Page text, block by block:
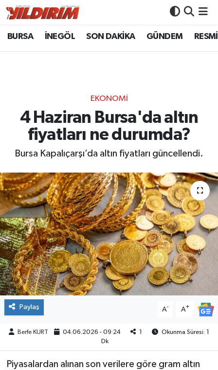
BURSA İNEGÖL SON DAKİKA GÜNDEM
EKONOMİ
4 Haziran Bursa'da altın
fiyatları ne durumda?
Bursa Kapalıçarşı’da altın fiyatları güncellendi.
Paylaş A- A+
Berfe KURT 04.06.2026 - 09:24
Okunma Süresi: 1
Dk
Piyasalardan alınan son verilere göre gram altın
BURSA
GÜNDEM
RESMİ İLANLAR
KÖŞE YAZILARI
SİYASET
YAŞAM
SPOR
Bursa Nöbetçi Eczaneler
Bursa Trafik Yoğunluk Haritası
Süper Lig Puan Durumu ve Fikstür
Tüm Manşetler
Son Dakika Haberleri
Haber Arşivi